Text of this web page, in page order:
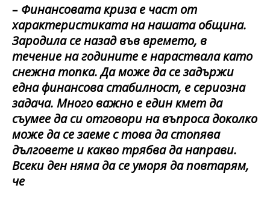
– Финансовата криза е част от
характеристиката на нашата община.
Зародила се назад във времето, в
течение на годините е нараствала като
снежна топка. Да може да се задържи
една финансова стабилност, е сериозна
задача. Много важно е един кмет да
съумее да си отговори на въпроса доколко
може да се заеме с това да стопява
дълговете и какво трябва да направи.
Всеки ден няма да се уморя да повтарям,
че